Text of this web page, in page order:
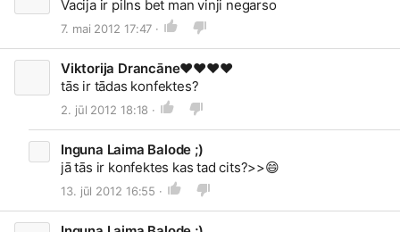
Vacija ir pilns bet man vinji negarso
7. mai 2012 17:47 ·
Viktorija Drancāne♥♥♥♥
tās ir tādas konfektes?
2. jūl 2012 18:18 ·
Inguna Laima Balode ;)
jā tās ir konfektes kas tad cits?>>😄
13. jūl 2012 16:55 ·